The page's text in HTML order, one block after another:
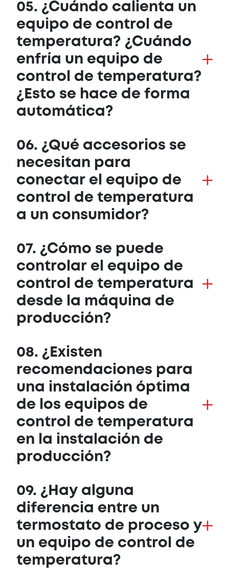
05. ¿Cuándo calienta un
equipo de control de
temperatura? ¿Cuándo
enfría un equipo de
control de temperatura?
¿Esto se hace de forma
automática?
06. ¿Qué accesorios se
necesitan para
conectar el equipo de
control de temperatura
a un consumidor?
07. ¿Cómo se puede
controlar el equipo de
control de temperatura
desde la máquina de
producción?
08. ¿Existen
recomendaciones para
una instalación óptima
de los equipos de
control de temperatura
en la instalación de
producción?
09. ¿Hay alguna
diferencia entre un
termostato de proceso y
un equipo de control de
temperatura?